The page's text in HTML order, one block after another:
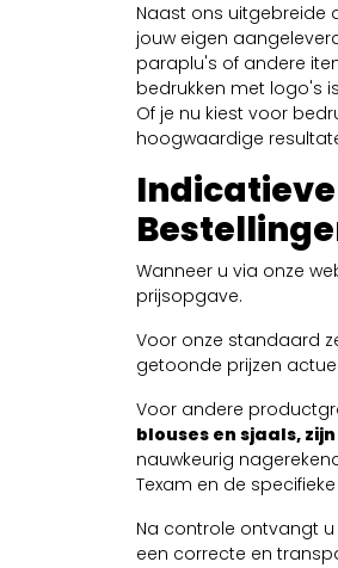
Naast ons uitgebreide
jouw eigen
paraplu's of andere
bedrukken met logo's
Of je nu kiest voor
hoogwaardige
Wanneer u via onze
prijsopgave.
Voor onze standaard
getoonde prijzen
Voor andere
blouses en sjaals,
nauwkeurig
Texam en de
Na controle ontvangt
een correcte en